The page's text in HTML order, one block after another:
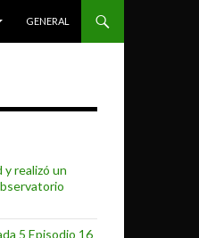
GENERAL
realizó un
5 Episodio 16